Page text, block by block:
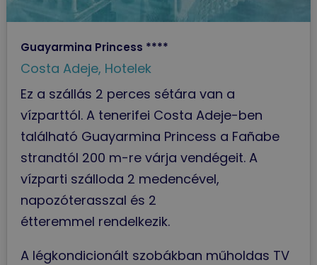
Guayarmina Princess ****
Costa Adeje, Hotelek
Ez a szállás 2 perces sétára van a
vízparttól. A tenerifei Costa Adeje-ben
található Guayarmina Princess a Fañabe
strandtól 200 m-re várja vendégeit. A
vízparti szálloda 2 medencével,
napozóterasszal és 2
étteremmel rendelkezik.
A légkondicionált szobákban műholdas TV